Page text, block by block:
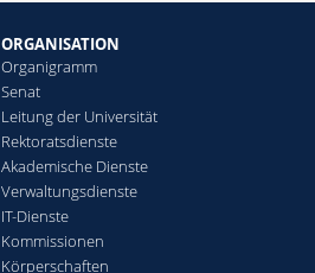
ORGANISATION
Organigramm
Senat
Leitung der Universität
Rektoratsdienste
Akademische Dienste
Verwaltungsdienste
IT-Dienste
Kommissionen
Körperschaften